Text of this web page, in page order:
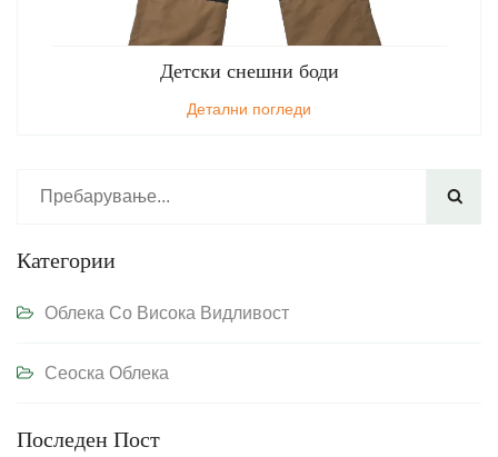
Детски снешни боди
Детални погледи

Категории
Облека Со Висока Видливост
Сеоска Облека
Последен Пост